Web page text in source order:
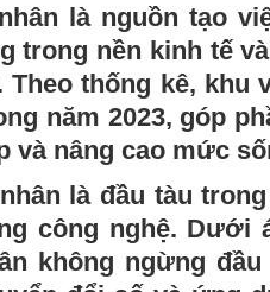
là nguồn tạo
trong nền kinh tế
Theo thống kê, khu
năm 2023, góp
và nâng cao mức
là đầu tàu
công nghệ. Dưới
không ngừng